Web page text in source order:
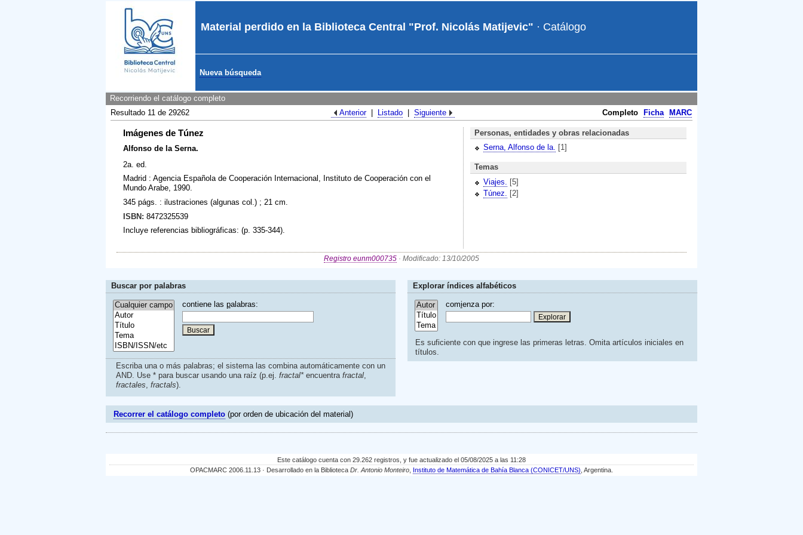
Material perdido en la Biblioteca Central "Prof. Nicolás Matijevic" · Catálogo
Nueva búsqueda
Recorriendo el catálogo completo
Completo
Ficha MARC
Resultado 11 de 29262 Anterior Listado Siguiente
Imágenes de Túnez
Alfonso de la Serna.
2a. ed.
Madrid : Agencia Española de Cooperación Internacional, Instituto de Cooperación con el
Mundo Arabe, 1990.
345 págs. : ilustraciones (algunas col.) ; 21 cm.
ISBN: 8472325539
Incluye referencias bibliográficas: (p. 335-344).
Personas, entidades y obras relacionadas
Serna, Alfonso de la. [1]
Temas
Viajes. [5]
Túnez.
[2]
Registro eunm000735 · Modificado: 13/10/2005
Buscar por palabras
contiene las palabras:
Escriba una o más palabras; el sistema las combina automáticamente con un
AND. Use * para buscar usando una raíz (p.ej. fractal*encuentra fractal,
fractales, fractals).
Explorar índices alfabéticos
comienza por:
Es suficiente con que ingrese las primeras letras. Omita artículos iniciales en
títulos.
Recorrer el catálogo completo (por orden de ubicación del material)
Este catálogo cuenta con 29.262 registros, y fue actualizado el 05/08/2025 a las 11:28
OPACMARC 2006.11.13 · Desarrollado en la Biblioteca Dr. Antonio Monteiro Instituto de Matemática de Bahía Blanca (CONICET/UNS) , Argentina.